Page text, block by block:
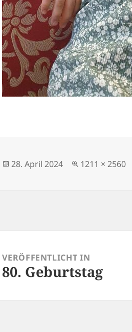
Veröffentlicht
28. April 2024
Volle
1211 × 2560
VERÖFFENTLICHT IN
80. Geburtstag